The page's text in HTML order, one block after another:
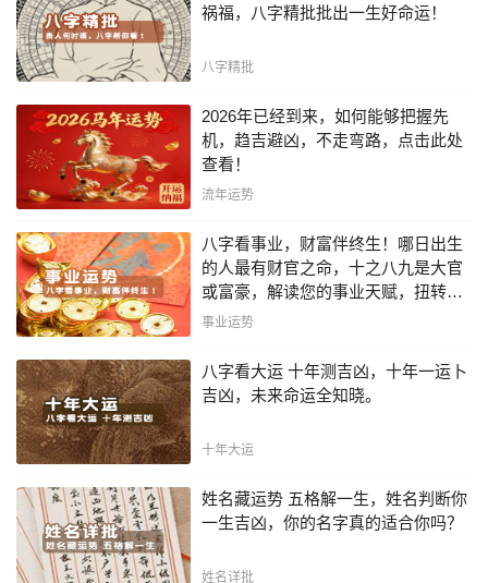
祸福，八字精批批出一生好命运！
八字精批
2026年已经到来，如何能够把握先
机，趋吉避凶，不走弯路，点击此处
查看！
流年运势
八字看事业，财富伴终生！哪日出生
的人最有财官之命，十之八九是大官
或富豪，解读您的事业天赋，扭转当
下不利困局！！
事业运势
八字看大运 十年测吉凶，十年一运卜
吉凶，未来命运全知晓。
十年大运
姓名藏运势 五格解一生，姓名判断你
一生吉凶，你的名字真的适合你吗？
姓名详批